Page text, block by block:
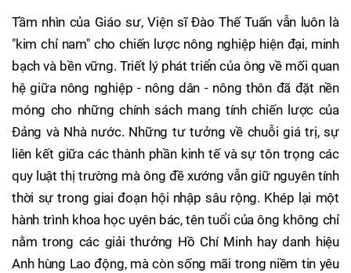
Tầm nhìn của Giáo sư, Viện sĩ Đào Thế Tuấn vẫn luôn là
"kim chỉ nam" cho chiến lược nông nghiệp hiện đại, minh
bạch và bền vững. Triết lý phát triển của ông về mối quan
hệ giữa nông nghiệp - nông dân - nông thôn đã đặt nền
móng cho những chính sách mang tính chiến lược của
Đảng và Nhà nước. Những tư tưởng về chuỗi giá trị, sự
liên kết giữa các thành phần kinh tế và sự tôn trọng các
quy luật thị trường mà ông đề xướng vẫn giữ nguyên tính
thời sự trong giai đoạn hội nhập sâu rộng. Khép lại một
hành trình khoa học uyên bác, tên tuổi của ông không chỉ
nằm trong các giải thưởng Hồ Chí Minh hay danh hiệu
Anh hùng Lao động, mà còn sống mãi trong niềm tin yêu